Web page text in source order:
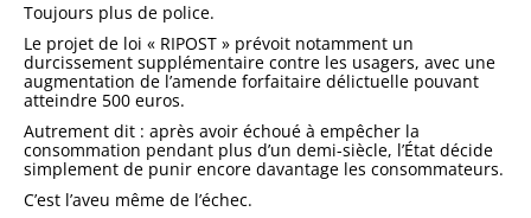
Toujours plus de police.
Le projet de loi « RIPOST » prévoit notamment un
durcissement supplémentaire contre les usagers, avec une
augmentation de l’amende forfaitaire délictuelle pouvant
atteindre 500 euros.
Autrement dit : après avoir échoué à empêcher la
consommation pendant plus d’un demi-siècle, l’État décide
simplement de punir encore davantage les consommateurs.
C’est l’aveu même de l’échec.